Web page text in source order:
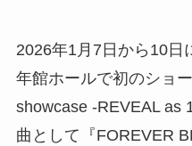
2026年1月7日から10日
年館ホールで初のショ
showcase -REVEAL as
曲として『FOREVER